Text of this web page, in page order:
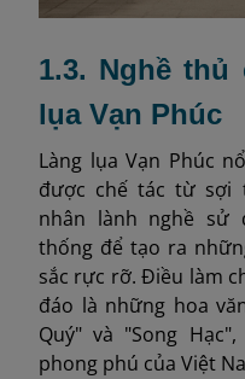
1.3. Nghề
lụa Vạn Phúc
Làng lụa Vạn Phúc
được chế tác từ sợi
nhân lành nghề sử
thống để tạo ra
sắc rực rỡ. Điều làm
đáo là những hoa
Quý" và "Song
phong phú của Việt